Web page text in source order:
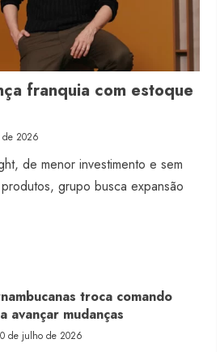
franquia com estoque
2026
de menor investimento e sem
grupo busca expansão
troca comando
avançar mudanças
de julho de 2026